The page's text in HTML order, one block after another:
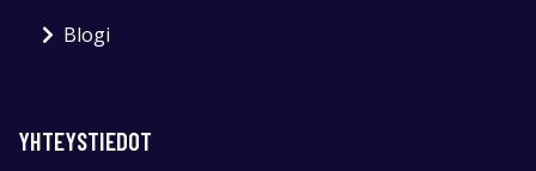
Blogi
YHTEYSTIEDOT